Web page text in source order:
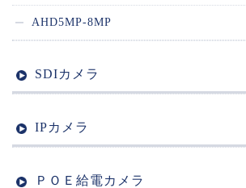
AHD5MP-8MP
SDIカメラ
IPカメラ
ＰＯＥ給電カメラ